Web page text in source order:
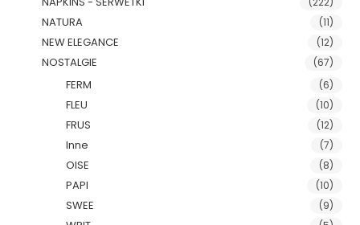
NATURA (11)
NEW ELEGANCE (12)
NOSTALGIE (67)
FERM (6)
FLEU (10)
FRUS (12)
Inne (7)
OISE (8)
PAPI (10)
SWEE (9)